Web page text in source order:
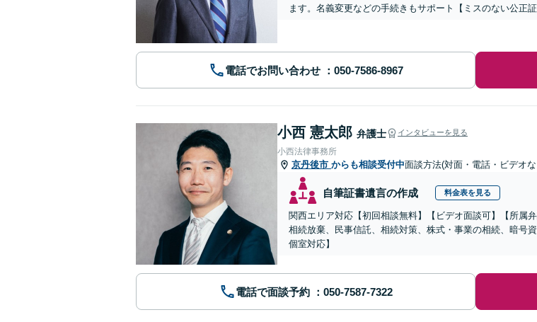
ます。名義変更などの手続きもサポート【ミスのない公正
電話でお問い合わせ
小西 憲太郎 弁護士 インタビューを見る
小西法律事務所
京丹後市 からも相談受付中面談方法(対面・電話・ビデオ
自筆証書遺言の作成 料金表を見る
関西エリア対応【初回相談無料】【ビデオ面談可】【所属
相続放棄、民事信託、相続対策、株式・事業の相続、暗号
個室対応】
電話で面談予約